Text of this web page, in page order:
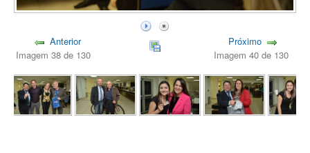
Anterior
Imagem 38 de 130
Próximo
Imagem 40 de 130